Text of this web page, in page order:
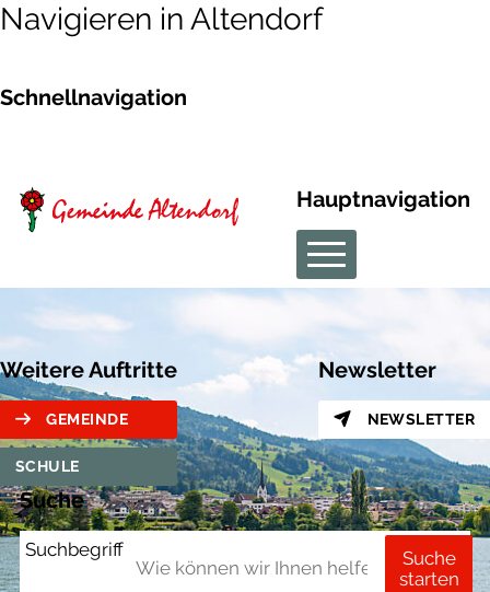
Navigieren in Altendorf
Schnellnavigation
Hauptnavigation
Weitere Auftritte
GEMEINDE
SCHULE
Newsletter
NEWSLETTER
Suche
Suchbegriff
Suche
starten